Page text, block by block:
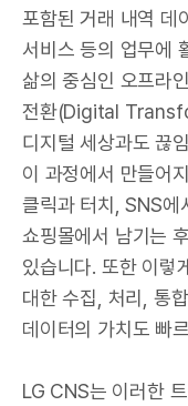
포함된 거래 내역 데
서비스 등의 업무에
삶의 중심인 오프라
전환(Digital
디지털 세상과도 끊
이 과정에서 만들어
클릭과 터치, SNS에
쇼핑몰에서 남기는
있습니다. 또한 이렇
대한 수집, 처리, 통
데이터의 가치도 빠
LG CNS는 이러한